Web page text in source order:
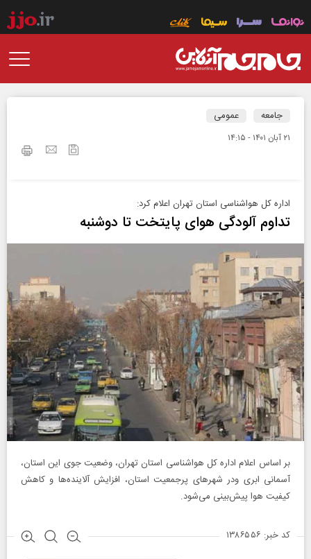
جامعه عمومی
۲۱ آبان ۱۴۰۱ - ۱۴:۱۵
اداره کل هواشناسی استان تهران اعلام کرد:
تداوم آلودگی هوای پایتخت تا دوشنبه
بر اساس اعلام اداره کل هواشناسی استان تهران، وضعیت جوی این استان،
آسمانی ابری ودر شهرهای پرجمعیت استان، افزایش آلاینده‌ها و کاهش
کیفیت هوا پیش‌بینی می‌شود.
کد خبر: ۱۳۸۶۵۵۶